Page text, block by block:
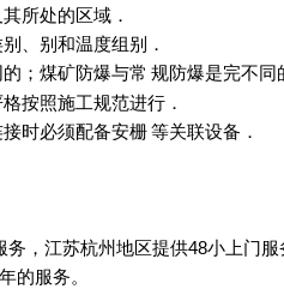
所处的区域．
、别和温度组别．
；煤矿防爆与常 规防爆是完不同
按照施工规范进行．
时必须配备安栅等关联设备．
务，江苏杭州地区提供48小上门服
年的服务。